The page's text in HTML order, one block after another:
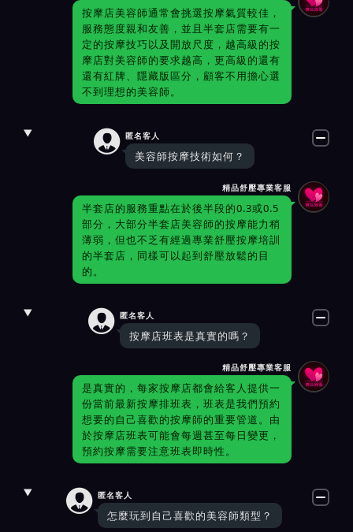
按摩店美容師通常會挑選按摩氣質較佳，
服務態度親和友善，並且半套店需要有一
定的按摩技巧以及開放尺度，越高級的按
摩店對美容師的要求越高，更高級的還有
還有紅牌、隱藏版區分，顧客不用擔心選
不到理想的美容師。
 匿名客人
美容師按摩技術如何？
精品舒壓專業客服
半套店的服務重點在於後半段的0.3或0.5
部分，大部分半套店美容師的按摩能力稍
薄弱，但也不乏有經過專業舒壓按摩培訓
的半套店，同樣可以起到舒壓放鬆的目
的。
 匿名客人
按摩店班表是真實的嗎？
精品舒壓專業客服
是真實的，每家按摩店都會給客人提供一
份當前最新按摩排班表，班表是我們預約
想要的自己喜歡的按摩師的重要管道。由
於按摩店班表可能會每週甚至每日變更，
預約按摩需要注意班表即時性。
 匿名客人
怎麼玩到自己喜歡的美容師類型？